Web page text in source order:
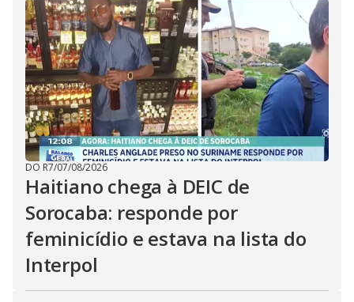
DO R7/07/08/2026
Haitiano chega à DEIC de
Sorocaba: responde por
feminicídio e estava na lista do
Interpol